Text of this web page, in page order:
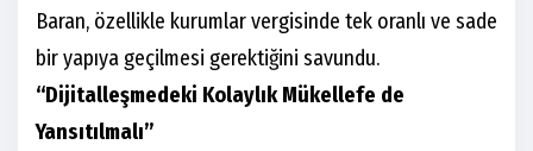
Baran, özellikle kurumlar vergisinde tek oranlı ve sade
bir yapıya geçilmesi gerektiğini savundu.
“Dijitalleşmedeki Kolaylık Mükellefe de
Yansıtılmalı”